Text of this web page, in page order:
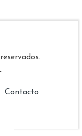
Contacto